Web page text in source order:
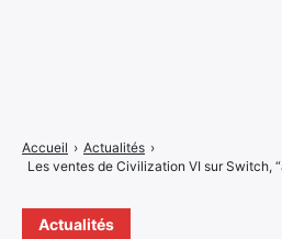
Actualités
Accueil › Actualités ›
Les ventes de Civilization VI sur Switch,